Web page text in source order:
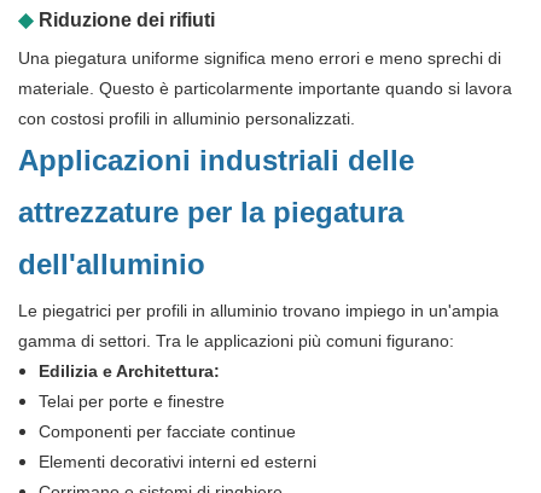
◆ Riduzione dei rifiuti
Una piegatura uniforme significa meno errori e meno sprechi di
materiale. Questo è particolarmente importante quando si lavora
con costosi profili in alluminio personalizzati.
Applicazioni industriali delle
attrezzature per la piegatura
dell'alluminio
Le piegatrici per profili in alluminio trovano impiego in un'ampia
gamma di settori. Tra le applicazioni più comuni figurano:
Edilizia e Architettura:
Telai per porte e finestre
Componenti per facciate continue
Elementi decorativi interni ed esterni